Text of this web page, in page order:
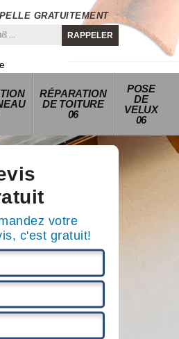
GRATUITEMENT
RÉPARATION
DE TOITURE
06
POSE
DE
VELUX
06
votre
c'est gratuit!